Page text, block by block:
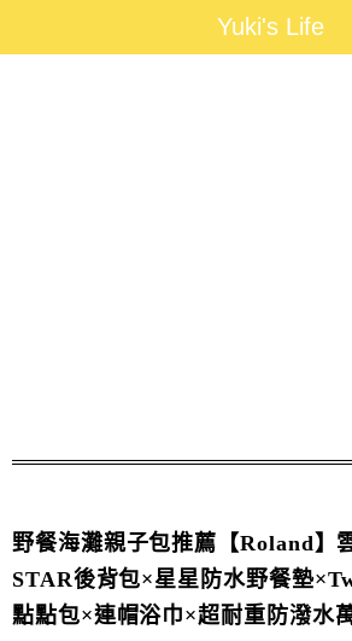
Yuki's LifeYuki's Life
野餐海灘親子包推薦【Roland】
STAR後背包×星星防水野餐墊
點點包×連帽浴巾×超耐重防潑水